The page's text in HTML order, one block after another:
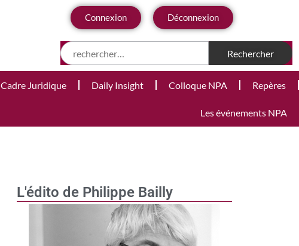
Connexion Déconnexion
Cadre Juridique Daily Insight Colloque NPA Repères
Les événements NPA
L'édito de Philippe Bailly